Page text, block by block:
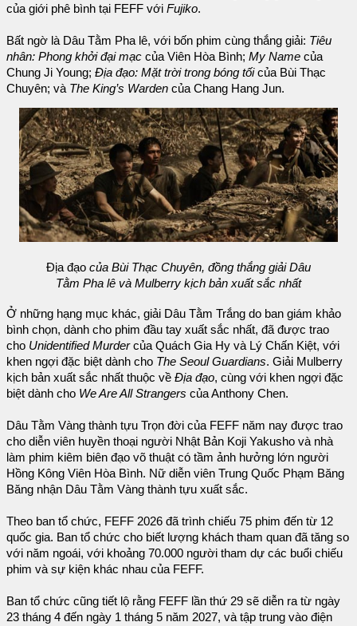
của giới phê bình tại FEFF với Fujiko.
Bất ngờ là Dâu Tằm Pha lê, với bốn phim cùng thắng giải: Tiêu
nhân: Phong khởi đại mạc của Viên Hòa Bình; My Name của
Chung Ji Young; Địa đạo: Mặt trời trong bóng tốicủa Bùi Thạc
Chuyên; và The King’s Warden của Chang Hang Jun.
Địa đạo của Bùi Thạc Chuyên, đồng thắng giải Dâu
Tằm Pha lê và Mulberry kịch bản xuất sắc nhất
Ở những hạng mục khác, giải Dâu Tằm Trắng do ban giám khảo
bình chọn, dành cho phim đầu tay xuất sắc nhất, đã được trao
cho Unidentified Murdercủa Quách Gia Hy và Lý Chấn Kiệt, với
khen ngợi đặc biệt dành cho The Seoul Guardians. Giải Mulberry
kịch bản xuất sắc nhất thuộc về Địa đạo, cùng với khen ngợi đặc
biệt dành cho We Are All Strangers của Anthony Chen.
Dâu Tằm Vàng thành tựu Trọn đời của FEFF năm nay được trao
cho diễn viên huyền thoại người Nhật Bản Koji Yakusho và nhà
làm phim kiêm biên đạo võ thuật có tầm ảnh hưởng lớn người
Hồng Kông Viên Hòa Bình. Nữ diễn viên Trung Quốc Phạm Băng
Băng nhận Dâu Tằm Vàng thành tựu xuất sắc.
Theo ban tổ chức, FEFF 2026 đã trình chiếu 75 phim đến từ 12
quốc gia. Ban tổ chức cho biết lượng khách tham quan đã tăng so
với năm ngoái, với khoảng 70.000 người tham dự các buổi chiếu
phim và sự kiện khác nhau của FEFF.
Ban tổ chức cũng tiết lộ rằng FEFF lần thứ 29 sẽ diễn ra từ ngày
23 tháng 4 đến ngày 1 tháng 5 năm 2027, và tập trung vào điện